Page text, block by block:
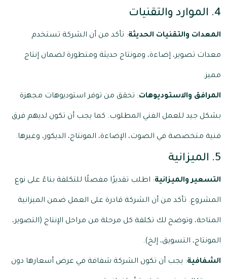
4. الموارد والتقنيات
المعدات والتقنيات الحديثة: تأكد من أن الشركة تستخدم
معدات تصوير، إضاءة، ومونتاج حديثة ومتطورة لضمان إنتاج
مميز.
المرافق والاستوديوهات: تحقق من توفر استوديوهات مجهزة
بشكل جيد للعمل الفني المطلوب. كما يجب أن تكون لديهم فرق
فنية متخصصة في الصوت، الإضاءة، المونتاج، الديكور، وغيرها.
5. الميزانية
التسعير والميزانية: اطلب تقديرًا مفصلًا للتكلفة بناءً على نوع
المشروع. تأكد من أن الشركة قادرة على العمل ضمن الميزانية
المتاحة، وتوضح لك تكلفة كل مرحلة من مراحل الإنتاج (التصوير،
المونتاج، التسويق، إلخ).
الشفافية: يجب أن تكون الشركة شفافة في عرض أسعارها دون